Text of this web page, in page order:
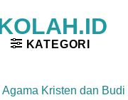
KATEGORI